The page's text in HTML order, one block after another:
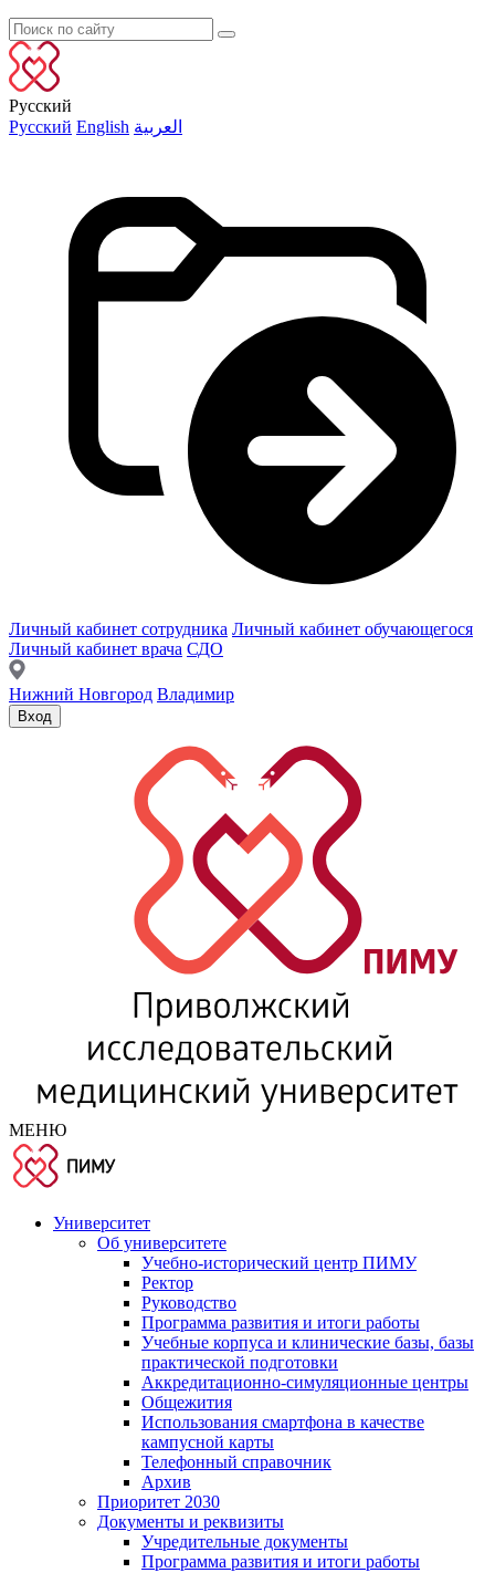
Русский
Русский English العربية
Личный кабинет сотрудника Личный кабинет обучающегося
Личный кабинет врача СДО
Нижний Новгород Владимир
Вход
МЕНЮ
Университет
Об университете
Учебно-исторический центр ПИМУ
Ректор
Руководство
Программа развития и итоги работы
Учебные корпуса и клинические базы, базы
практической подготовки
Аккредитационно-симуляционные центры
Общежития
Использования смартфона в качестве
кампусной карты
Телефонный справочник
Архив
Приоритет 2030
Документы и реквизиты
Учредительные документы
Программа развития и итоги работы